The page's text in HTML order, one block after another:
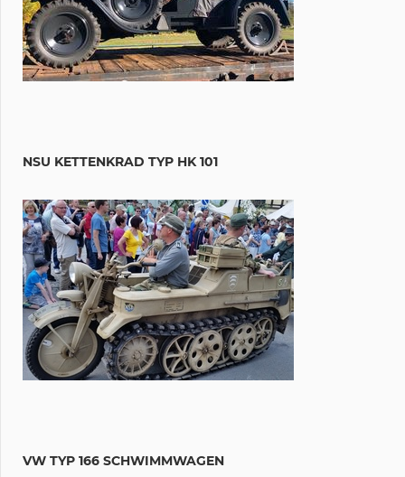
NSU KETTENKRAD TYP HK 101
VW TYP 166 SCHWIMMWAGEN